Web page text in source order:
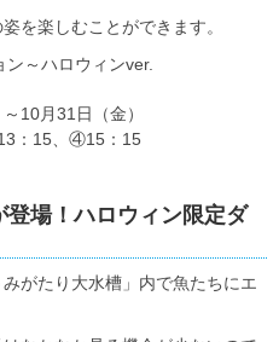
を楽しむことができます。
10月31日（金）
：15、④15：15
登場！ハロウィン限定ダ
がたり大水槽」内で魚たちにエ